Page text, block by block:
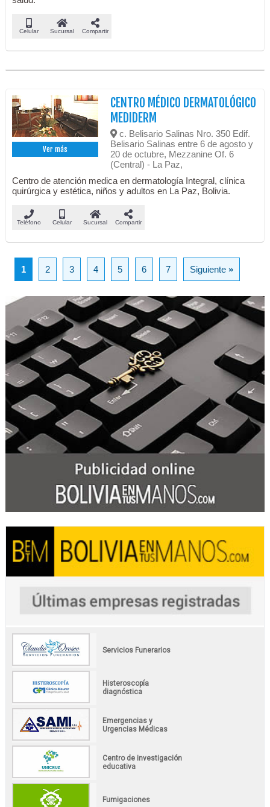
Celular Sucursal Compartir
Ver más
CENTRO MÉDICO DERMATOLÓGICO
MEDIDERM
c. Belisario Salinas Nro. 350 Edif.
Belisario Salinas entre 6 de agosto y
20 de octubre, Mezzanine Of. 6
(Central) - La Paz,
Centro de atención medica en dermatología Integral, clínica
quirúrgica y estética, niños y adultos en La Paz, Bolivia.
Teléfono Celular Sucursal Compartir
1 2 3 4 5 6 7 Siguiente»
Servicios Funerarios
Histeroscopía
diagnóstica
Emergencias y
Urgencias Médicas
Centro de investigación
educativa
Fumigaciones